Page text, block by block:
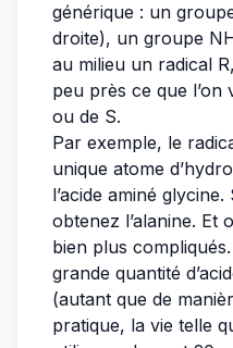
générique : un
droite), un groupe
au milieu un radical
peu près ce que l’on
ou de S.
Par exemple, le
unique atome
l’acide aminé
obtenez l’alanine. Et
bien plus
grande quantité
(autant que de
pratique, la vie telle